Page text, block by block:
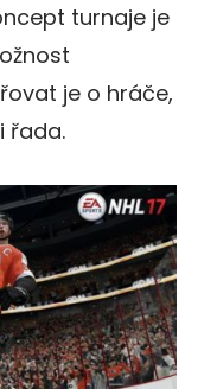
turnaje je
je o hráče,
řada.